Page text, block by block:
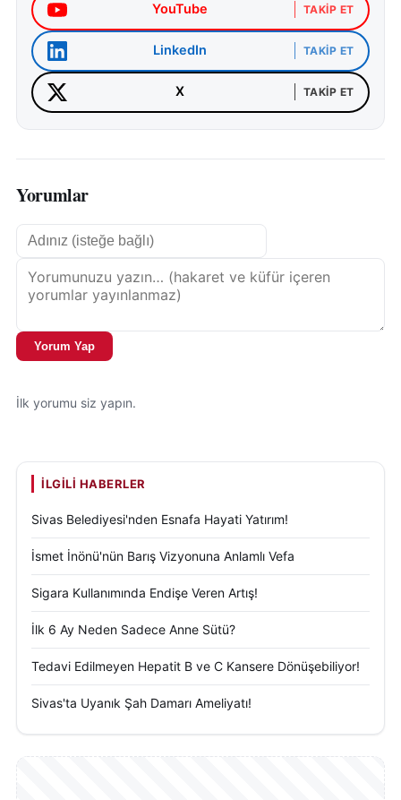
YouTube TAKIP ET
LinkedIn TAKIP ET
X TAKIP ET
Yorumlar
Yorum Yap
İlk yorumu siz yapın.
İLGILI HABERLER
Sivas Belediyesi'nden Esnafa Hayati Yatırım!
İsmet İnönü'nün Barış Vizyonuna Anlamlı Vefa
Sigara Kullanımında Endişe Veren Artış!
İlk 6 Ay Neden Sadece Anne Sütü?
Tedavi Edilmeyen Hepatit B ve C Kansere Dönüşebiliyor!
Sivas'ta Uyanık Şah Damarı Ameliyatı!